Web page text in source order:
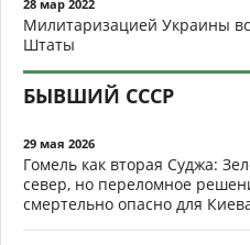
28 мар 2022
Милитаризацией Украины
Штаты
БЫВШИЙ СССР
29 мая 2026
Гомель как вторая Суджа:
север, но переломное
смертельно опасно для